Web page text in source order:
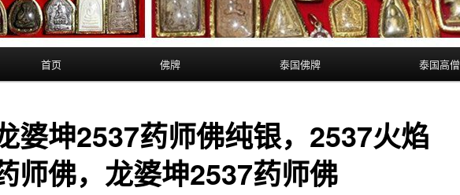
首页 佛牌 泰国佛牌 泰国高僧
婆坤2537药师佛纯银，2537火焰
师佛，龙婆坤2537药师佛